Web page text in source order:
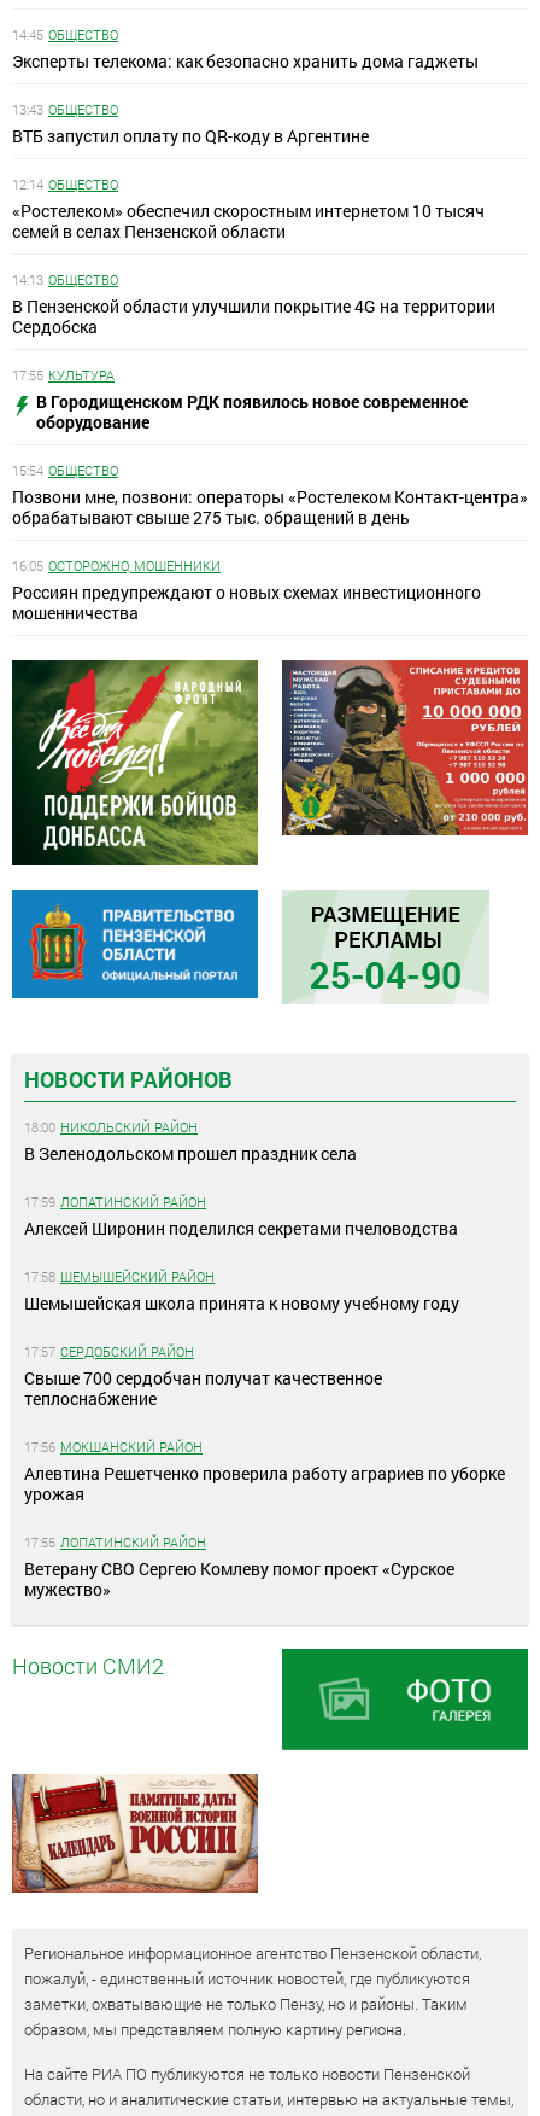
14:45 ОБЩЕСТВО
Эксперты телекома: как безопасно хранить дома гаджеты
13:43 ОБЩЕСТВО
ВТБ запустил оплату по QR-коду в Аргентине
12:14 ОБЩЕСТВО
«Ростелеком» обеспечил скоростным интернетом 10 тысяч
семей в селах Пензенской области
14:13 ОБЩЕСТВО
В Пензенской области улучшили покрытие 4G на территории
Сердобска
17:55 КУЛЬТУРА
В Городищенском РДК появилось новое современное
оборудование
15:54 ОБЩЕСТВО
Позвони мне, позвони: операторы «Ростелеком Контакт-центра»
обрабатывают свыше 275 тыс. обращений в день
16:05 ОСТОРОЖНО, МОШЕННИКИ
Россиян предупреждают о новых схемах инвестиционного
мошенничества
НОВОСТИ РАЙОНОВ
18:00 НИКОЛЬСКИЙ РАЙОН
В Зеленодольском прошел праздник села
17:59 ЛОПАТИНСКИЙ РАЙОН
Алексей Широнин поделился секретами пчеловодства
17:58 ШЕМЫШЕЙСКИЙ РАЙОН
Шемышейская школа принята к новому учебному году
17:57 СЕРДОБСКИЙ РАЙОН
Свыше 700 сердобчан получат качественное
теплоснабжение
17:56 МОКШАНСКИЙ РАЙОН
Алевтина Решетченко проверила работу аграриев по уборке
урожая
17:55 ЛОПАТИНСКИЙ РАЙОН
Ветерану СВО Сергею Комлеву помог проект «Сурское
мужество»
Новости СМИ2
Региональное информационное агентство Пензенской области,
пожалуй, - единственный источник новостей, где публикуются
заметки, охватывающие не только Пензу, но и районы. Таким
образом, мы представляем полную картину региона.
На сайте РИА ПО публикуются не только новости Пензенской
области, но и аналитические статьи, интервью на актуальные темы,